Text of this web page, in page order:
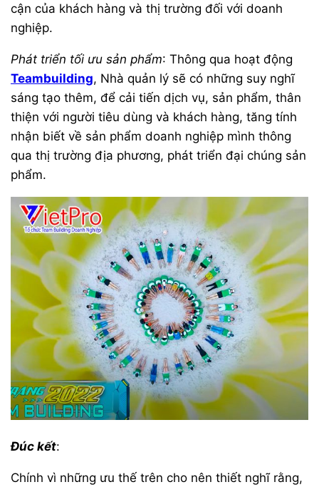
cận của khách hàng và thị trường đối với doanh
nghiệp.
Phát triển tối ưu sản phẩm: Thông qua hoạt động
Teambuilding, Nhà quản lý sẽ có những suy nghĩ
sáng tạo thêm, để cải tiến dịch vụ, sản phẩm, thân
thiện với người tiêu dùng và khách hàng, tăng tính
nhận biết về sản phẩm doanh nghiệp mình thông
qua thị trường địa phương, phát triển đại chúng sản
phẩm.
Đúc kết:
Chính vì những ưu thế trên cho nên thiết nghĩ rằng,